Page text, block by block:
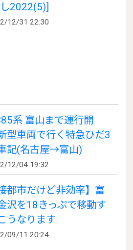
2022(5)]
12/31 22:30
系 富山まで運行開
型車両で行く特急ひだ3
記(名古屋→富山)
12/04 19:32
都市だけど非効率】富
沢を18きっぷで移動す
うなります
09/11 20:24